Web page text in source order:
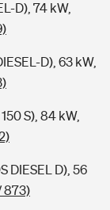
D), 74 kW,
D), 63 kW,
S), 84 kW,
DIESEL D), 56
873)